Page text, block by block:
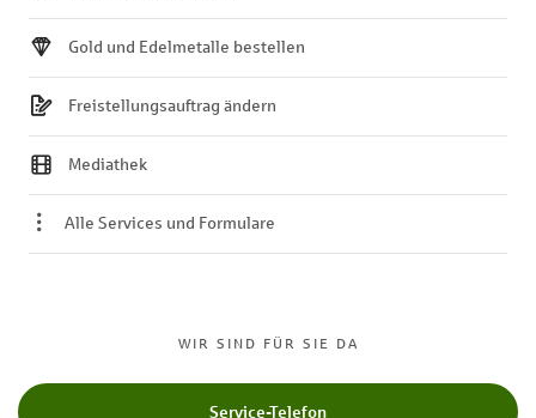
WIR SIND FÜR SIE DA
Service-Telefon
Gold und Edelmetalle bestellen
Freistellungsauftrag ändern
Mediathek
Alle Services und Formulare